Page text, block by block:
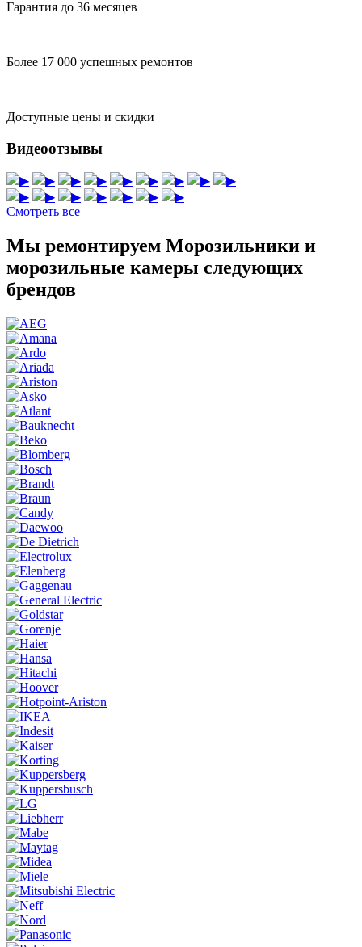
Гарантия до 36 месяцев
Более 17 000 успешных ремонтов
Доступные цены и скидки
Видеоотзывы
▶ ▶ ▶ ▶ ▶ ▶ ▶ ▶
▶
▶
▶ ▶ ▶ ▶ ▶
▶
Смотреть все
Мы ремонтируем Морозильники и
морозильные камеры следующих
брендов